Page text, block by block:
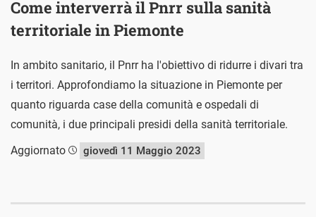
Come interverrà il Pnrr sulla sanità
territoriale in Piemonte
In ambito sanitario, il Pnrr ha l'obiettivo di ridurre i divari tra
i territori. Approfondiamo la situazione in Piemonte per
quanto riguarda case della comunità e ospedali di
comunità, i due principali presidi della sanità territoriale.
Aggiornato
giovedì 11 Maggio 2023